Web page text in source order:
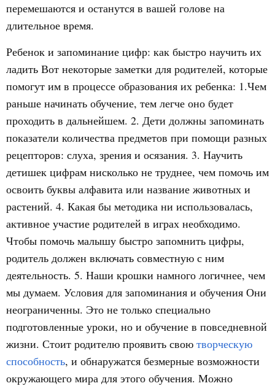
перемешаются и останутся в вашей голове на
длительное время.
Ребенок и запоминание цифр: как быстро научить их
ладить Вот некоторые заметки для родителей, которые
помогут им в процессе образования их ребенка: 1.Чем
раньше начинать обучение, тем легче оно будет
проходить в дальнейшем. 2. Дети должны запоминать
показатели количества предметов при помощи разных
рецепторов: слуха, зрения и осязания. 3. Научить
детишек цифрам нисколько не труднее, чем помочь им
освоить буквы алфавита или название животных и
растений. 4. Какая бы методика ни использовалась,
активное участие родителей в играх необходимо.
Чтобы помочь малышу быстро запомнить цифры,
родитель должен включать совместную с ним
деятельность. 5. Наши крошки намного логичнее, чем
мы думаем. Условия для запоминания и обучения Они
неограниченны. Это не только специально
подготовленные уроки, но и обучение в повседневной
жизни. Стоит родителю проявить свою творческую
способность, и обнаружатся безмерные возможности
окружающего мира для этого обучения. Можно